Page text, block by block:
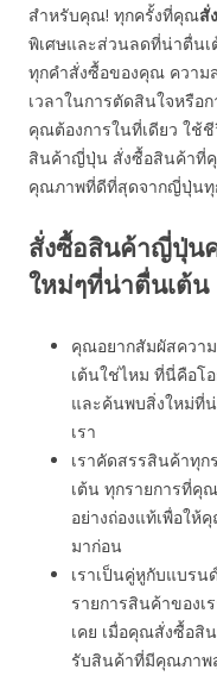
สำหรับคุณ! ทุกครั้งที่คุณสั่
พิเศษและส่วนลดที่น่าตื่นเ
ทุกคำสั่งซื้อของคุณ ความ
เวลาในการตัดสินใจหรือ
คุณต้องการในที่เดียว ใช้
สินค้าญี่ปุ่น สั่งซื้อสินค้าที่คุ
คุณภาพที่ดีที่สุดจากญี่ปุ่นทุ
สั่งซื้อสินค้าญี่ปุ่น
ใหม่ๆที่น่าตื่นเต้น
คุณอยากสัมผัสควา
เต้นใช่ไหม ที่นี่คือโ
และค้นพบสิ่งใหม่ที่
เรา
เราคัดสรรสินค้าทุ
เต้น ทุกรายการที่คุ
อย่างถ่องแท้เพื่อให้
มาก่อน
เราเป็นคู่หูกับแบร
รายการสินค้าของ
เคย เมื่อคุณสั่งซื้อสิ
รับสินค้าที่มีคุณภาพ